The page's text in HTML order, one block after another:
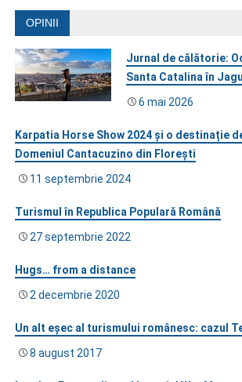
OPINII
Jurnal de călătorie:
Santa Catalina în
6 mai 2026
Karpatia Horse Show 2024 și o destinație
Domeniul Cantacuzino din Florești
11 septembrie 2024
Turismul în Republica Populară Română
27 septembrie 2022
Hugs… from a distance
2 decembrie 2020
Un alt eşec al turismului românesc: cazul
8 august 2017